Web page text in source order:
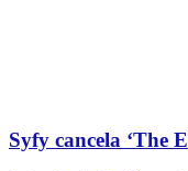
Syfy cancela ‘The